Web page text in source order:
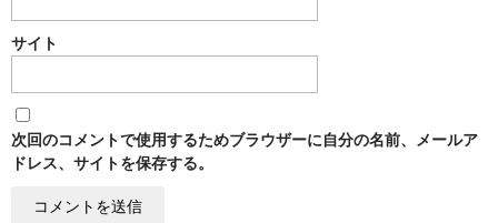
サイト
次回のコメントで使用するためブラウザーに自分の名前、メールア
ドレス、サイトを保存する。